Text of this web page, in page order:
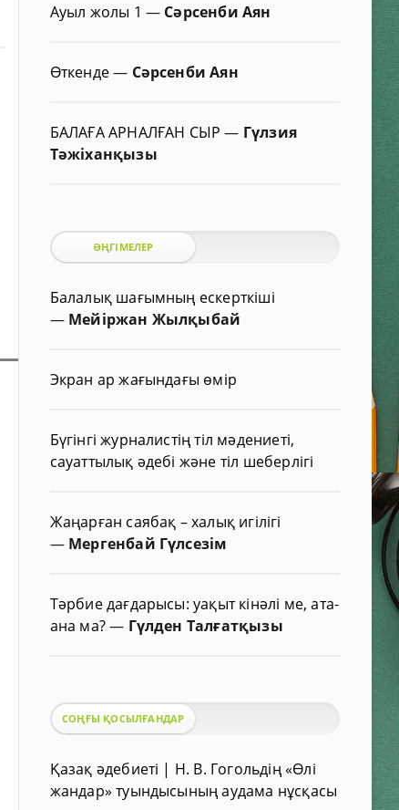
Ауыл жолы 1 — Сәрсенби Аян
Өткенде— Сәрсенби Аян
БАЛАҒА АРНАЛҒАН СЫР— Гүлзия
Тәжіханқызы
ӘҢГІМЕЛЕР
Балалық шағымның ескерткіші
— Мейіржан Жылқыбай
Экран ар жағындағы өмір
Бүгінгі журналистің тіл мәдениеті,
сауаттылық әдебі және тіл шеберлігі
Жаңарған саябақ – халық игілігі
— Мергенбай Гүлсезім
Тәрбие дағдарысы: уақыт кінәлі ме, ата-
ана ма?— Гүлден Талғатқызы
СОҢҒЫ ҚОСЫЛҒАНДАР
Қазақ әдебиеті | Н. В. Гогольдің «Өлі
жандар» туындысының аудама нұсқасы